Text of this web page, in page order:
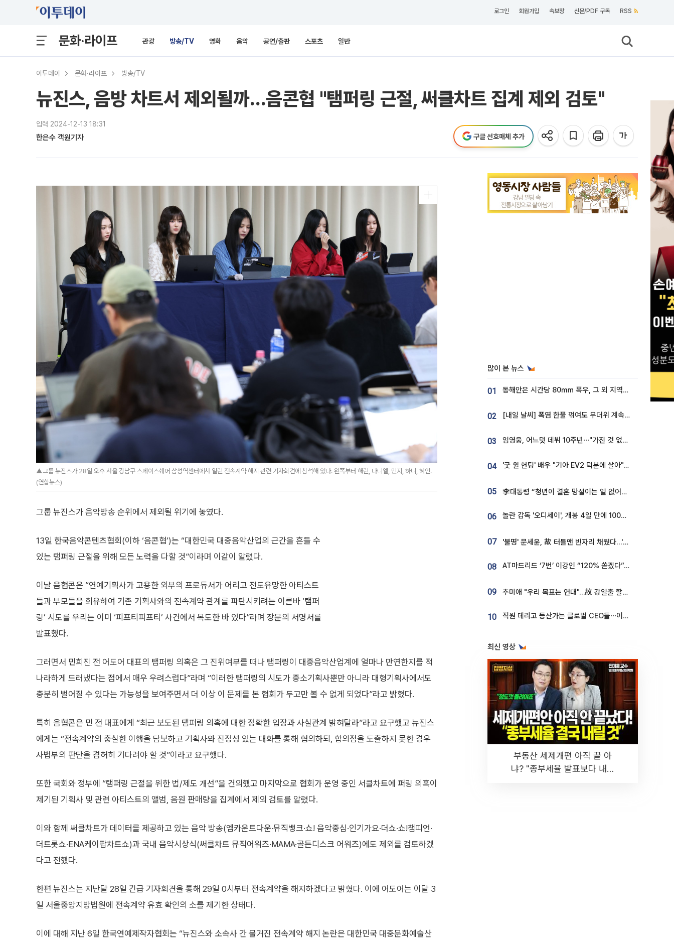
로그인 회원가입 속보창 신문/PDF 구독 RSS
문화·라이프 관광 방송/TV 영화 음악 공연/출판 스포츠 일반
이투데이 문화·라이프 방송/TV
뉴진스, 음방 차트서 제외될까…음콘협 "탬퍼링 근절, 써클차트 집계 제외 검토"
입력 2024-12-13 18:31
한은수 객원기자 구글 선호매체 추가
▲그룹 뉴진스가 28일 오후 서울 강남구 스페이스쉐어 삼성역센터에서 열린 전속계약 해지 관련 기자회견에 참석해 있다. 왼쪽부터 해린, 다니엘, 민지, 하니, 혜인.
(연합뉴스)
그룹 뉴진스가 음악방송 순위에서 제외될 위기에 놓였다.
13일 한국음악콘텐츠협회(이하 ‘음콘협’)는 “대한민국 대중음악산업의 근간을 흔들 수
있는 탬퍼링 근절을 위해 모든 노력을 다할 것”이라며 이같이 알렸다.
이날 음협콘은 “연예기획사가 고용한 외부의 프로듀서가 어리고 전도유망한 아티스트
들과 부모들을 회유하여 기존 기획사와의 전속계약 관계를 파탄시키려는 이른바 ‘탬퍼
링’ 시도를 우리는 이미 ‘피프티피프티’ 사건에서 목도한 바 있다”라며 장문의 서명서를
발표했다.
그러면서 민희진 전 어도어 대표의 탬퍼링 의혹은 그 진위여부를 떠나 탬퍼링이 대중음악산업계에 얼마나 만연한지를 적
나라하게 드러냈다는 점에서 매우 우려스럽다”라며 “이러한 탬퍼링의 시도가 중소기획사뿐만 아니라 대형기획사에서도
충분히 벌어질 수 있다는 가능성을 보여주면서 더 이상 이 문제를 본 협회가 두고만 볼 수 없게 되었다”라고 밝혔다.
특히 음협콘은 민 전 대표에게 “최근 보도된 탬퍼링 의혹에 대한 정확한 입장과 사실관계 밝혀달라”라고 요구했고 뉴진스
에게는 “전속계약의 충실한 이행을 담보하고 기획사와 진정성 있는 대화를 통해 협의하되, 합의점을 도출하지 못한 경우
사법부의 판단을 겸허히 기다려야 할 것”이라고 요구했다.
또한 국회와 정부에 “탬퍼링 근절을 위한 법/제도 개선”을 건의했고 마지막으로 협회가 운영 중인 서클차트에 퍼링 의혹이
제기된 기획사 및 관련 아티스트의 앨범, 음원 판매량을 집계에서 제외 검토를 알렸다.
이와 함께 써클차트가 데이터를 제공하고 있는 음악 방송(엠카운트다운·뮤직뱅크·쇼! 음악중심·인기가요·더쇼·쇼!챔피언·
더트롯쇼·ENA케이팝차트쇼)과 국내 음악시상식(써클차트 뮤직어워즈·MAMA·골든디스크 어워즈)에도 제외를 검토하겠
다고 전했다.
한편 뉴진스는 지난달 28일 긴급 기자회견을 통해 29일 0시부터 전속계약을 해지하겠다고 밝혔다. 이에 어도어는 이달 3
일 서울중앙지방법원에 전속계약 유효 확인의 소를 제기한 상태다.
이에 대해 지난 6일 한국연예제작자협회는 “뉴진스와 소속사 간 불거진 전속계약 해지 논란은 대한민국 대중문화예술산
많이 본 뉴스
01 동해안은 시간당 80㎜ 폭우, 그 외 지역은 폭염…‘극과 극 날씨’
02 [내일 날씨] 폭염 한풀 꺾여도 무더위 계속⋯동해안 이틀 연속 비
03 임영웅, 어느덧 데뷔 10주년⋯"가진 것 없던 시절, 내 앞엔 20명의 팬뿐"
04 '굿 윌 헌팅' 배우 "기아 EV2 덕분에 살아"…교통사고 후 안전성 극찬
05 李대통령 “청년이 결혼 망설이는 일 없어야...제도상 불이익 조사”
06 놀란 감독 '오디세이', 개봉 4일 만에 100만 돌파⋯'왕사남' 보다 빠르다
07 '불명' 문세윤, 故 터틀맨 빈자리 채웠다…'거북이' 눈물의 최종 우승
08 AT마드리드 ‘7번’ 이강인 “120% 쏟겠다”⋯시메오네 감독 “필요한 선수”
09 추미애 "우리 목표는 연대"…故 강일출 할머니 흉상 제막
10 직원 데리고 등산가는 글로벌 CEO들⋯이유 있었네
최신 영상
부동산 세제개편 아직 끝 아
냐? "종부세율 발표보다 내릴